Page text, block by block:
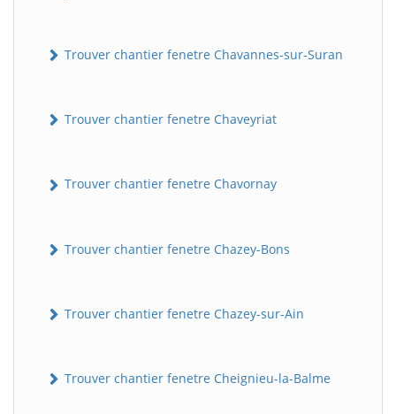
Trouver chantier fenetre Chavannes-sur-Suran
Trouver chantier fenetre Chaveyriat
Trouver chantier fenetre Chavornay
Trouver chantier fenetre Chazey-Bons
Trouver chantier fenetre Chazey-sur-Ain
Trouver chantier fenetre Cheignieu-la-Balme
Assistant en ligne